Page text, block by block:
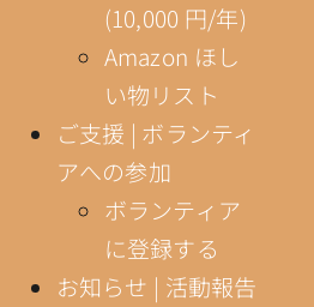
(10,000 円/年)
Amazon ほし
い物リスト
ご支援 | ボランティ
アへの参加
ボランティア
に登録する
お知らせ | 活動報告